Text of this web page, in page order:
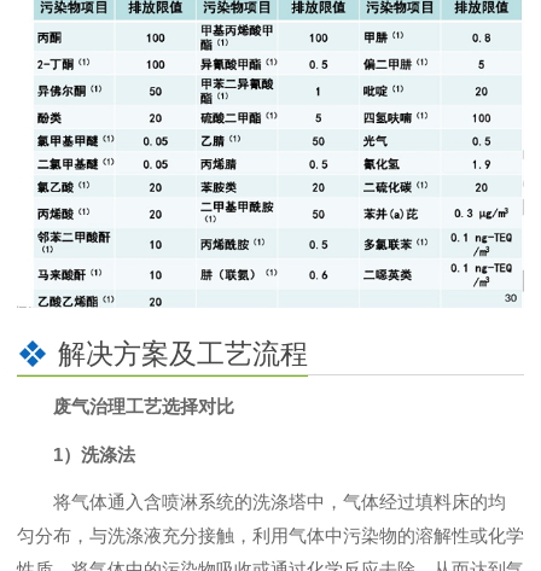
解决方案及工艺流程
废气治理工艺选择对比
1）洗涤法
将气体通入含喷淋系统的洗涤塔中，气体经过填料床的均
匀分布，与洗涤液充分接触，利用气体中污染物的溶解性或化学